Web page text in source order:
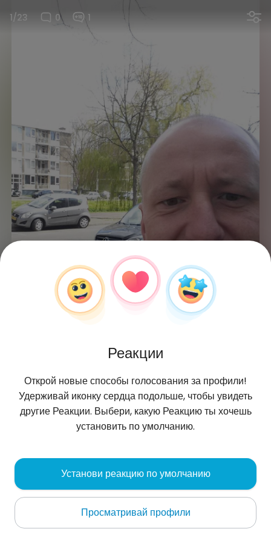
1/23 0 1
ŁUKASZ, 43
Berlin
Jestem miły rozmowny szukam tej jedynej nie
szukam przygody na chwile. POZNAJMY SIE
Реакции
Открой новые способы голосования за профили!
Удерживай иконку сердца подольше, чтобы увидеть
другие Реакции. Выбери, какую Реакцию ты хочешь
установить по умолчанию.
Установи реакцию по умолчанию
Просматривай профили